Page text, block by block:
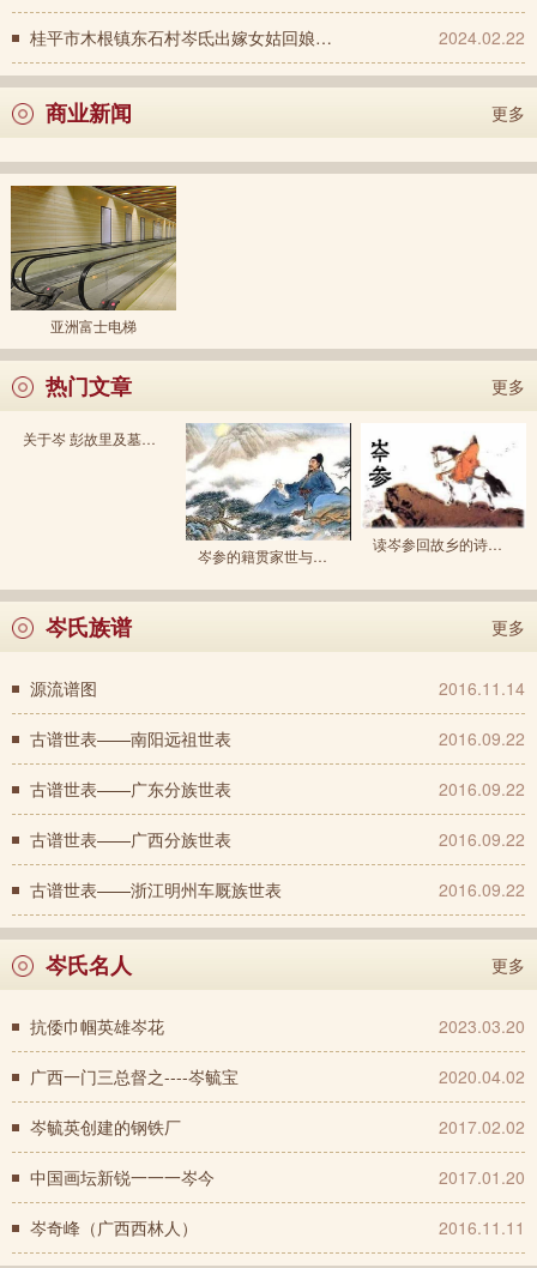
2024.02.22
桂平市木根镇东石村岑氐出嫁女姑回娘家2024年春节团拜活动
商业新闻 更多
亚洲富士电梯
热门文章 更多
关于岑 彭故里及墓葬地之我见
岑参的籍贯家世与岑河地望溯源
读岑参回故乡的诗，从路径和内容 看他的出身和思想
岑氏族谱 更多
2016.11.14
源流谱图
2016.09.22
古谱世表——南阳远祖世表
2016.09.22
古谱世表——广东分族世表
2016.09.22
古谱世表——广西分族世表
2016.09.22
古谱世表——浙江明州车厩族世表
岑氏名人 更多
2023.03.20
抗倭巾帼英雄岑花
2020.04.02
广西一门三总督之----岑毓宝
2017.02.02
岑毓英创建的钢铁厂
2017.01.20
中国画坛新锐一一一岑今
2016.11.11
岑奇峰（广西西林人）